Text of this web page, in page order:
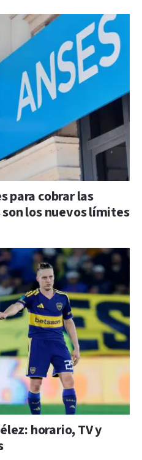
para cobrar las
los nuevos límites
horario, TV y